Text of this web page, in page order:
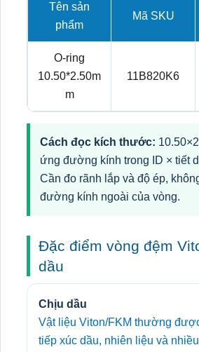
Tên sản
phẩm
Mã SKU
O-ring
10.50*2.50m
m
11B820K6
Cách đọc kích thước:
ứng đường kính trong ID × tiết
Cần đo rãnh lắp và độ ép,
đường kính ngoài của vòng.
Đặc điểm vòng đệm
dầu
Chịu dầu
Vật liệu Viton/FKM thường
tiếp xúc dầu, nhiên liệu và